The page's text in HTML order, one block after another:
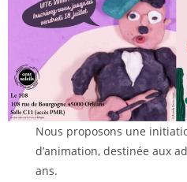
Nous proposons une
d’animation, destinée aux
ans.